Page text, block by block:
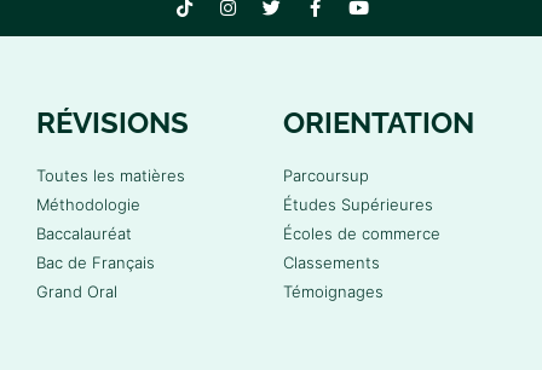
RÉVISIONS
Toutes les matières
Méthodologie
Baccalauréat
Bac de Français
Grand Oral
ORIENTATION
Parcoursup
Études Supérieures
Écoles de commerce
Classements
Témoignages